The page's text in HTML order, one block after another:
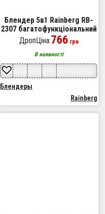
Блендер 5в1 Rainberg RB-
2307 багатофункціональний
занурювальний та
стаціонарний Red
ДропЦіна:766 грн
В наявності
Блендеры
Rainberg